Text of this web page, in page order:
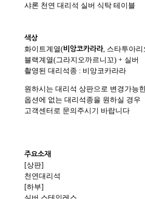
샤론 천연 대리석 실버 식탁 테이블
색상
화이트계열(비앙코카라라, 스타투아리
블랙계열(그라지오까르니꼬) + 실버
촬영된 대리석종 : 비앙코카라라
원하시는 대리석 상판으로 변경가능
옵션에 없는 대리석종을 원하실 경우
고객센터로 문의주시기 바랍니다
주요소재
[상판]
천연대리석
[하부]